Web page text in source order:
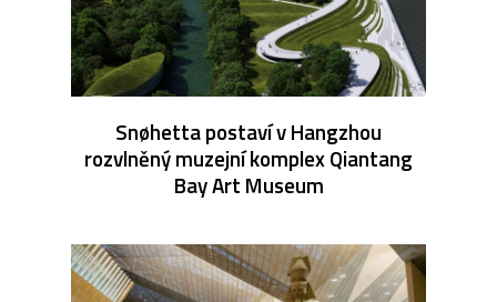
Snøhetta postaví v Hangzhou
rozvlněný muzejní komplex Qiantang
Bay Art Museum